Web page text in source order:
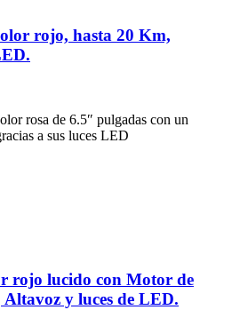
rojo, hasta 20 Km,
rosa de 6.5″ pulgadas con un
a sus luces LED
rojo lucido con Motor de
y luces de LED.